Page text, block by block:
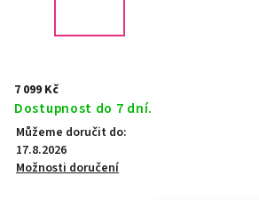
7 099 Kč
Dostupnost do 7 dní.
Můžeme doručit do:
17.8.2026
Možnosti doručení